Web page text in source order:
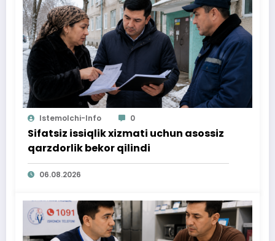
Istemolchi-Info 0
Sifatsiz issiqlik xizmati uchun asossiz
qarzdorlik bekor qilindi
06.08.2026